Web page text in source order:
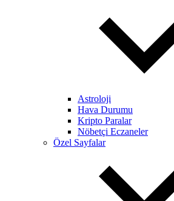
Astroloji
Hava Durumu
Kripto Paralar
Nöbetçi Eczaneler
Özel Sayfalar